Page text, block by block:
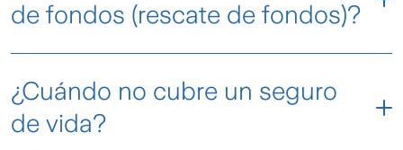
de fondos (rescate de fondos)?
ahorro, mientras que el rescate total, es el retiro
del 100% de los fondos, debes tener en cuenta
que al realizar un rescate total, tu póliza se dará
¿Cuándo no cubre un seguro
de vida?